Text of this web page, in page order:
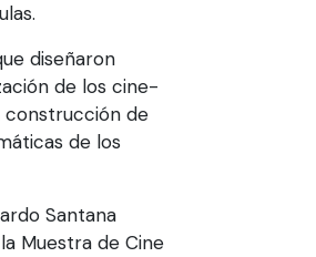
diseñaron
de los cine-
construcción de
de los
Santana
Muestra de Cine